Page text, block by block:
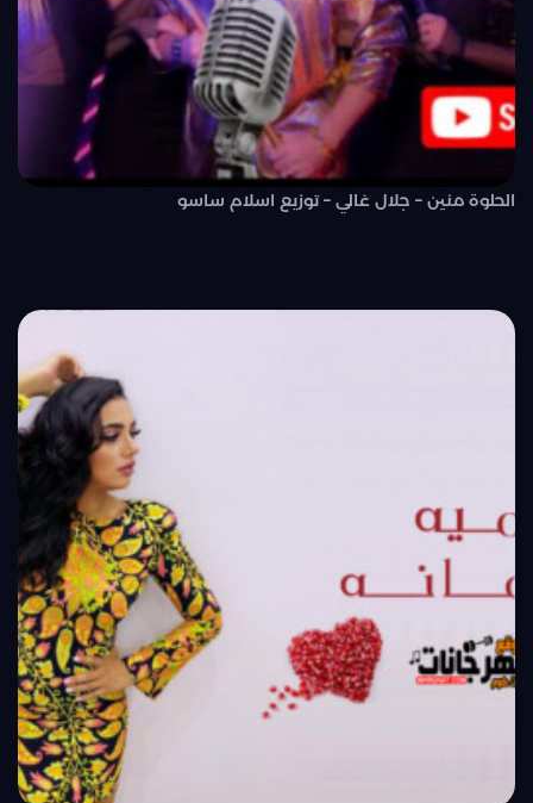
الحلوة منين – جلال غالي – توزيع اسلام ساسو